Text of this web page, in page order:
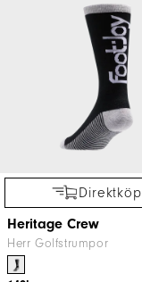
Direktköp
Heritage Crew
Herr Golfstrumpor